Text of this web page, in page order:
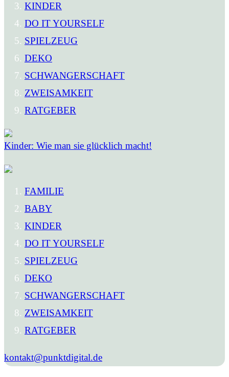
KINDER
DO IT YOURSELF
SPIELZEUG
DEKO
SCHWANGERSCHAFT
ZWEISAMKEIT
RATGEBER
Kinder: Wie man sie glücklich macht!
FAMILIE
BABY
KINDER
DO IT YOURSELF
SPIELZEUG
DEKO
SCHWANGERSCHAFT
ZWEISAMKEIT
RATGEBER
kontakt@punktdigital.de